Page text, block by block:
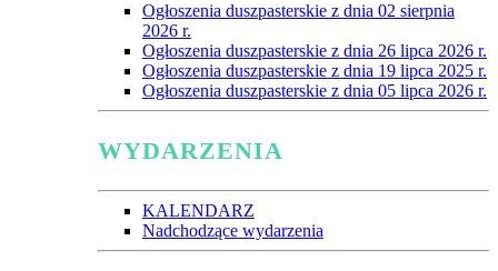
Ogłoszenia duszpasterskie z dnia 02 sierpnia
2026 r.
Ogłoszenia duszpasterskie z dnia 26 lipca 2026 r.
Ogłoszenia duszpasterskie z dnia 19 lipca 2025 r.
Ogłoszenia duszpasterskie z dnia 05 lipca 2026 r.
WYDARZENIA
KALENDARZ
Nadchodzące wydarzenia